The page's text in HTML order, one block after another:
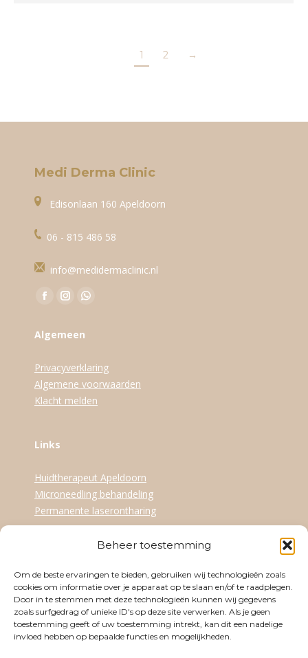
Beheer toestemming
Om de beste ervaringen te bieden, gebruiken wij technologieën zoals
cookies om informatie over je apparaat op te slaan en/of te raadplegen.
Door in te stemmen met deze technologieën kunnen wij gegevens
zoals surfgedrag of unieke ID's op deze site verwerken. Als je geen
toestemming geeft of uw toestemming intrekt, kan dit een nadelige
invloed hebben op bepaalde functies en mogelijkheden.
1 2 →
Medi Derma Clinic
Edisonlaan 160 Apeldoorn
06 - 815 486 58
info@medidermaclinic.nl
Vind ons op:
Facebook
opens
new
window
Instagram
opens
new
window
WhatsApp
new
window
Algemeen
Privacyverklaring
Algemene voorwaarden
Klacht melden
Links
Huidtherapeut Apeldoorn
Microneedling behandeling
Permanente laserontharing
Dinsdag 09:30-17:30
Woensdag 12:30-21:00
Donderdag 09:30-17:30